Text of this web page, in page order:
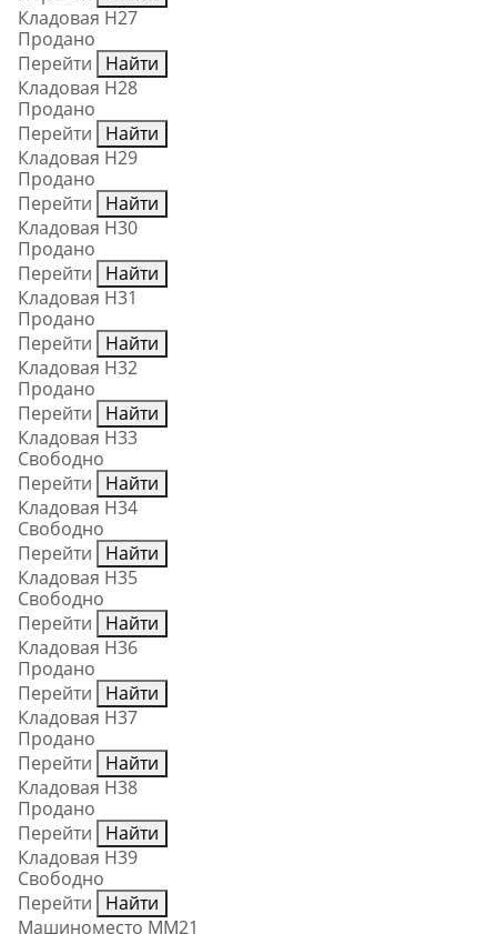
Кладовая Н27
Продано
Перейти
Найти
Кладовая Н28
Продано
Перейти
Найти
Кладовая Н29
Продано
Перейти
Найти
Кладовая Н30
Продано
Перейти
Найти
Кладовая Н31
Продано
Перейти
Найти
Кладовая Н32
Продано
Перейти
Найти
Кладовая Н33
Свободно
Перейти
Найти
Кладовая Н34
Свободно
Перейти
Найти
Кладовая Н35
Свободно
Перейти
Найти
Кладовая Н36
Продано
Перейти
Найти
Кладовая Н37
Продано
Перейти
Найти
Кладовая Н38
Продано
Перейти
Найти
Кладовая Н39
Свободно
Перейти
Найти
Машиноместо ММ21